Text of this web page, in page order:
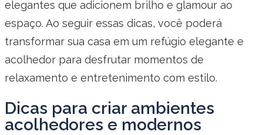
elegantes que adicionem brilho e glamour ao
espaço. Ao seguir essas dicas, você poderá
transformar sua casa em um refúgio elegante e
acolhedor para desfrutar momentos de
relaxamento e entretenimento com estilo.
Dicas para criar ambientes
acolhedores e modernos